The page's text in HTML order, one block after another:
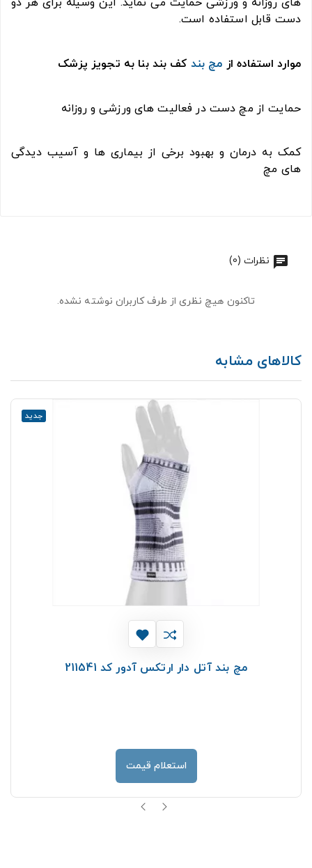
دست قابل استفاده است.
موارد استفاده از مچ بند کف بند بنا به تجویز پزشک
حمایت از مچ دست در فعالیت های ورزشی و روزانه
کمک به درمان و بهبود برخی از بیماری ها و آسیب دیدگی
های مچ
نظرات (0)
تاکنون هیچ نظری از طرف کاربران نوشته نشده.
کالاهای مشابه
جدید
مچ بند آتل دار ارتکس آدور کد 211541
استعلام قیمت